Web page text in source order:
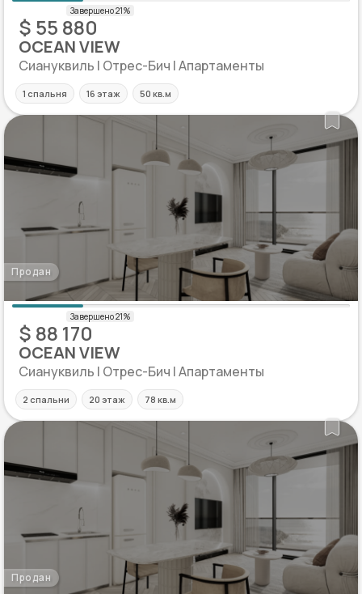
$ 55 880
OCEAN VIEW
Сиануквиль | Отрес-Бич | Апартаменты
1 спальня 16 этаж 50 кв.м
Продан
$ 88 170
OCEAN VIEW
Сиануквиль | Отрес-Бич | Апартаменты
2 спальни 20 этаж 78 кв.м
Продан